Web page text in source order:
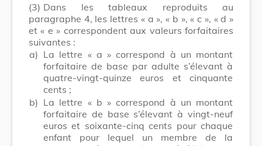
(3) Dans les tableaux reproduits au
paragraphe 4, les lettres « a », « b », « c », « d »
et « e » correspondent aux valeurs forfaitaires
suivantes :
a) La lettre « a » correspond à un montant
forfaitaire de base par adulte s’élevant à
quatre-vingt-quinze euros et cinquante
cents ;
b) La lettre « b » correspond à un montant
forfaitaire de base s’élevant à vingt-neuf
euros et soixante-cinq cents pour chaque
enfant pour lequel un membre de la